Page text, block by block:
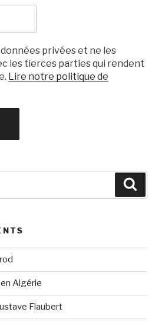
privées et ne les
les tierces parties qui rendent
Lire notre politique de
Algérie
Flaubert